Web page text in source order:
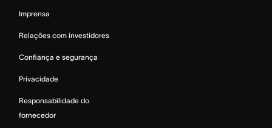
Imprensa
Relações com investidores
Confiança e segurança
Privacidade
Responsabilidade do
fornecedor